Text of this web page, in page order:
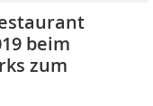
beim
zum